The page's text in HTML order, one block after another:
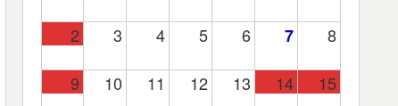
2 3 4 5 6 7 8
9 10 11 12 13 14 15